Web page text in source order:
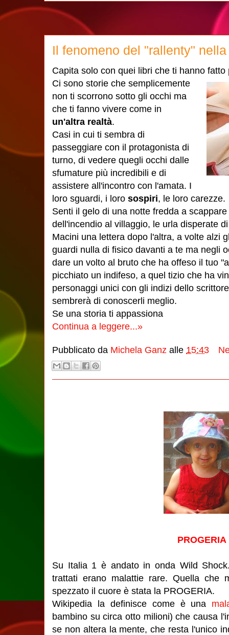
Il fenomeno del "rallenty"
Capita solo con quei libri che ti hanno
Ci sono storie che semplicemente
non ti scorrono sotto gli occhi ma
che ti fanno vivere come in
un'altra realtà.
Casi in cui ti sembra di
passeggiare con il protagonista di
turno, di vedere quegli occhi dalle
sfumature più incredibili e di
assistere all'incontro con l'amata. I
loro sguardi, i loro sospiri, le loro carezze.
Senti il gelo di una notte fredda a
dell'incendio al villaggio, le urla disperate
Macini una lettera dopo l'altra, a volte alzi
guardi nulla di fisico davanti a te ma negli
dare un volto al bruto che ha offeso il tuo
picchiato un indifeso, a quel tizio che ha
personaggi unici con gli indizi dello
sembrerà di conoscerli meglio.
Se una storia ti appassiona
Continua a leggere...»
Pubblicato da Michela Ganz alle 15:43
PROGERIA
Su Italia 1 è andato in onda Wild
trattati erano malattie rare. Quella
spezzato il cuore è stata la PROGERIA.
Wikipedia la definisce come è una
bambino su circa otto milioni) che causa
se non altera la mente, che resta l'unico